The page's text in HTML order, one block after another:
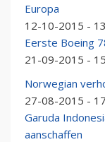
Europa
12-10-2015 -
Eerste Boeing
21-09-2015 -
Norwegian
27-08-2015 -
Garuda
aanschaffen